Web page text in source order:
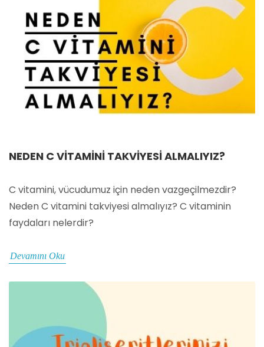
NEDEN C VITAMINI TAKVIYESI ALMALIYIZ?
C vitamini, vücudumuz için neden vazgeçilmezdir?
Neden C vitamini takviyesi almalıyız? C vitaminin
faydaları nelerdir?
Devamını Oku